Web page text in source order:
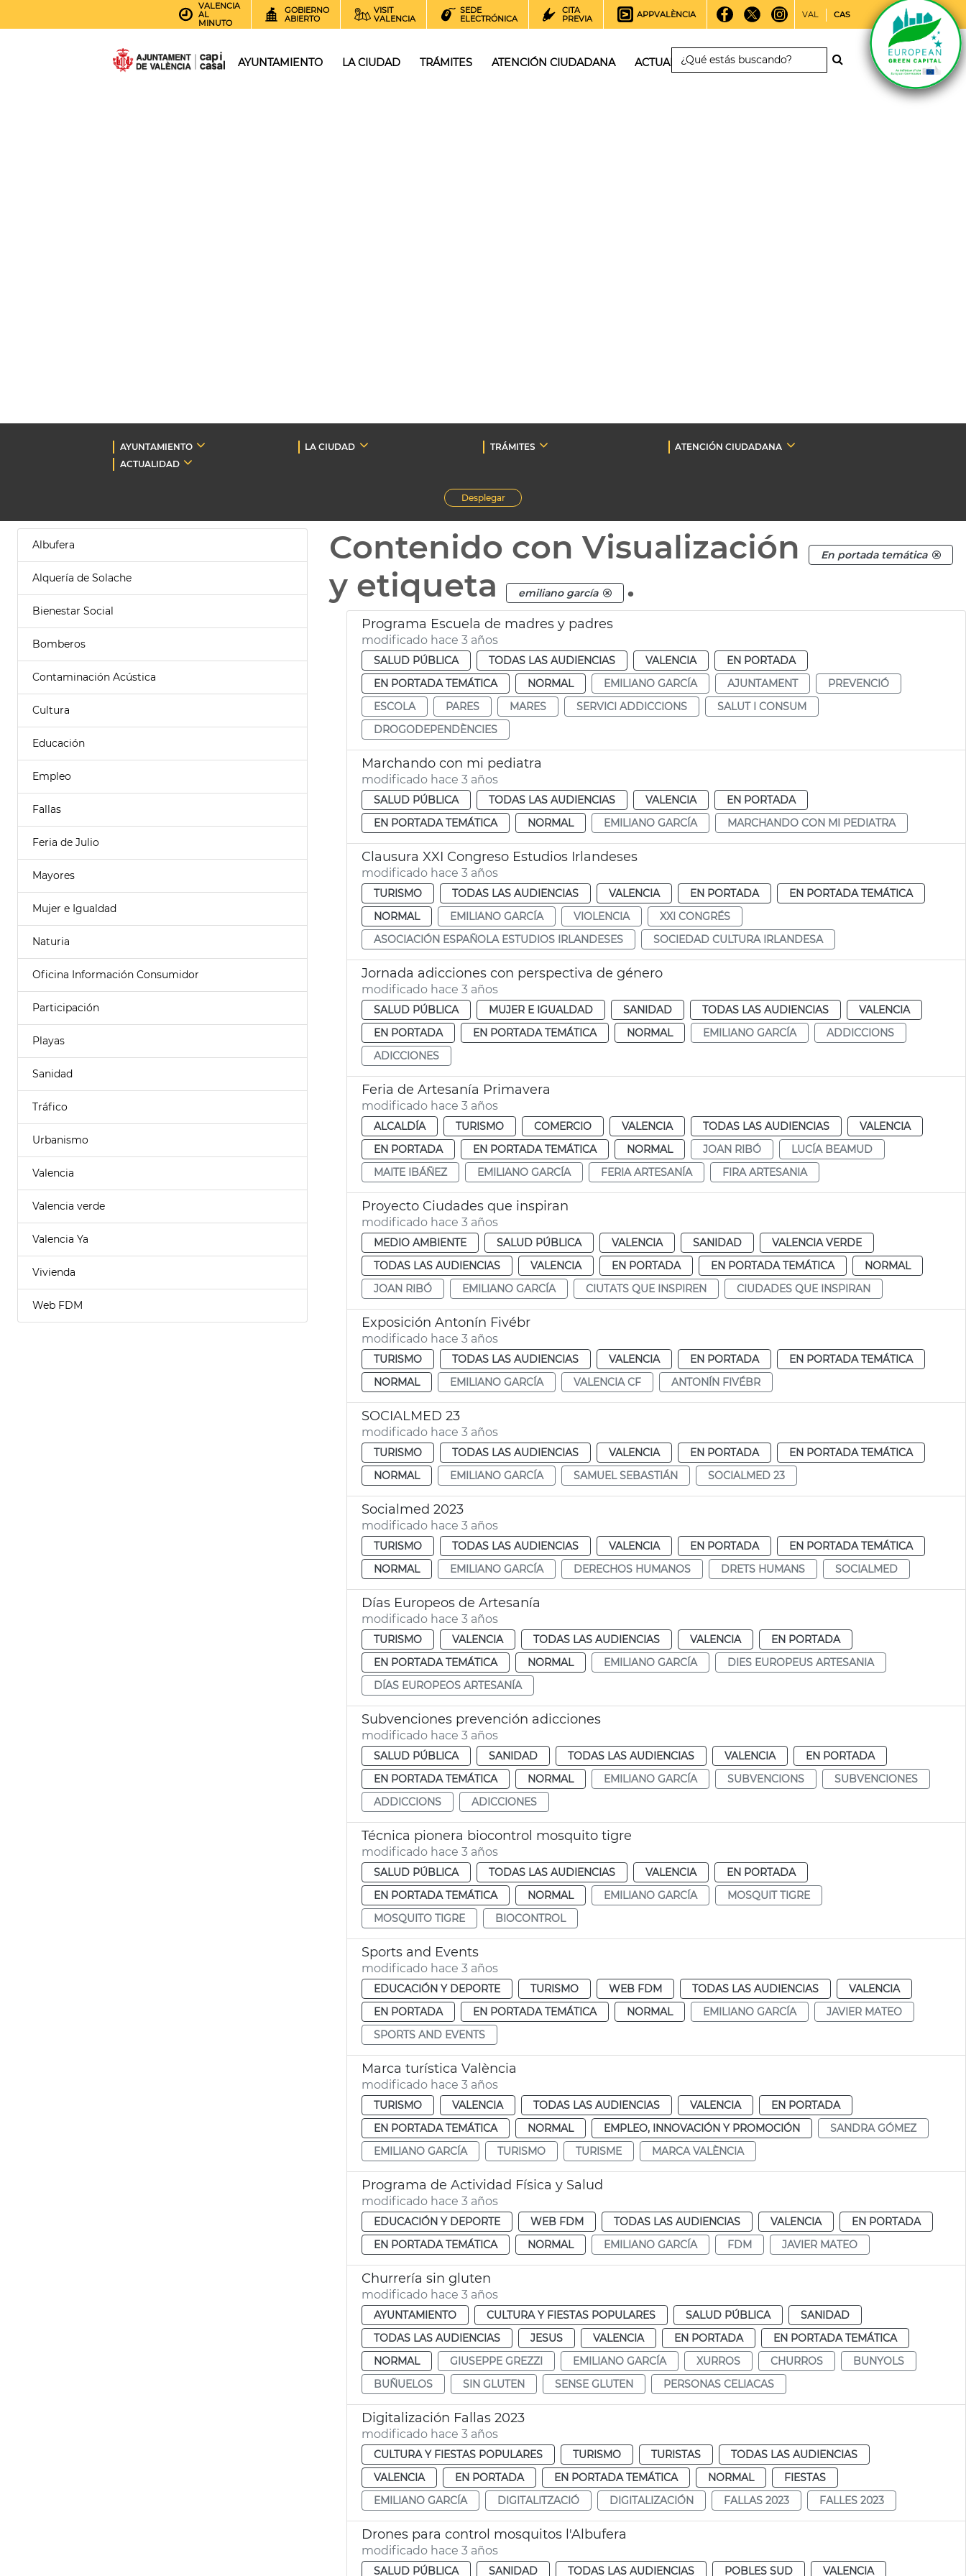
VALENCIA
AL
MINUTO
GOBIERNO
ABIERTO
VISIT
VALENCIA
SEDE
ELECTRÓNICA
CITA
PREVIA
APPVALÈNCIA VAL CAS
AYUNTAMIENTO LA CIUDAD TRÁMITES ATENCIÓN CIUDADANA ACTUALIDAD
AYUNTAMIENTO LA CIUDAD TRÁMITES
ATENCIÓN CIUDADANA
ACTUALIDAD
Desplegar
Albufera
Alquería de Solache
Bienestar Social
Bomberos
Contaminación Acústica
Cultura
Educación
Empleo
Fallas
Feria de Julio
Mayores
Mujer e Igualdad
Naturia
Oficina Información Consumidor
Participación
Playas
Sanidad
Tráfico
Urbanismo
Valencia
Valencia verde
Valencia Ya
Vivienda
Web FDM
Contenido con Visualización En portada temática
y etiqueta emiliano garcía .
Programa Escuela de madres y padres
modificado hace 3 años
SALUD PÚBLICA TODAS LAS AUDIENCIAS VALENCIA
EN PORTADA
EN PORTADA TEMÁTICA
NORMAL EMILIANO GARCÍA AJUNTAMENT
PREVENCIÓ
ESCOLA
PARES MARES SERVICI ADDICCIONS
SALUT I CONSUM
DROGODEPENDÈNCIES
Marchando con mi pediatra
modificado hace 3 años
SALUD PÚBLICA TODAS LAS AUDIENCIAS VALENCIA
EN PORTADA
EN PORTADA TEMÁTICA
NORMAL EMILIANO GARCÍA MARCHANDO CON MI PEDIATRA
Clausura XXI Congreso Estudios Irlandeses
modificado hace 3 años
TURISMO TODAS LAS AUDIENCIAS VALENCIA EN PORTADA
EN PORTADA TEMÁTICA
NORMAL
EMILIANO GARCÍA VIOLENCIA
XXI CONGRÉS
ASOCIACIÓN ESPAÑOLA ESTUDIOS IRLANDESES
SOCIEDAD CULTURA IRLANDESA
Jornada adicciones con perspectiva de género
modificado hace 3 años
SALUD PÚBLICA MUJER E IGUALDAD SANIDAD TODAS LAS AUDIENCIAS
VALENCIA
EN PORTADA
EN PORTADA TEMÁTICA NORMAL EMILIANO GARCÍA
ADDICCIONS
ADICCIONES
Feria de Artesanía Primavera
modificado hace 3 años
ALCALDÍA TURISMO COMERCIO VALENCIA TODAS LAS AUDIENCIAS
VALENCIA
EN PORTADA
EN PORTADA TEMÁTICA NORMAL JOAN RIBÓ
LUCÍA BEAMUD
MAITE IBÁÑEZ
EMILIANO GARCÍA FERIA ARTESANÍA FIRA ARTESANIA
Proyecto Ciudades que inspiran
modificado hace 3 años
MEDIO AMBIENTE SALUD PÚBLICA VALENCIA SANIDAD
VALENCIA VERDE
TODAS LAS AUDIENCIAS
VALENCIA EN PORTADA EN PORTADA TEMÁTICA
NORMAL
JOAN RIBÓ
EMILIANO GARCÍA CIUTATS QUE INSPIREN CIUDADES QUE INSPIRAN
Exposición Antonín Fivébr
modificado hace 3 años
TURISMO TODAS LAS AUDIENCIAS VALENCIA EN PORTADA
EN PORTADA TEMÁTICA
NORMAL
EMILIANO GARCÍA VALENCIA CF ANTONÍN FIVÉBR
SOCIALMED 23
modificado hace 3 años
TURISMO TODAS LAS AUDIENCIAS VALENCIA EN PORTADA
EN PORTADA TEMÁTICA
NORMAL
EMILIANO GARCÍA SAMUEL SEBASTIÁN SOCIALMED 23
Socialmed 2023
modificado hace 3 años
TURISMO TODAS LAS AUDIENCIAS VALENCIA EN PORTADA
EN PORTADA TEMÁTICA
NORMAL
EMILIANO GARCÍA DERECHOS HUMANOS DRETS HUMANS SOCIALMED
Días Europeos de Artesanía
modificado hace 3 años
TURISMO VALENCIA TODAS LAS AUDIENCIAS VALENCIA
EN PORTADA
EN PORTADA TEMÁTICA
NORMAL EMILIANO GARCÍA
DIES EUROPEUS ARTESANIA
DÍAS EUROPEOS ARTESANÍA
Subvenciones prevención adicciones
modificado hace 3 años
SALUD PÚBLICA SANIDAD TODAS LAS AUDIENCIAS VALENCIA
EN PORTADA
EN PORTADA TEMÁTICA
NORMAL EMILIANO GARCÍA SUBVENCIONS
SUBVENCIONES
ADDICCIONS
ADICCIONES
Técnica pionera biocontrol mosquito tigre
modificado hace 3 años
SALUD PÚBLICA TODAS LAS AUDIENCIAS VALENCIA
EN PORTADA
EN PORTADA TEMÁTICA
NORMAL EMILIANO GARCÍA
MOSQUIT TIGRE
MOSQUITO TIGRE
BIOCONTROL
Sports and Events
modificado hace 3 años
EDUCACIÓN Y DEPORTE TURISMO WEB FDM TODAS LAS AUDIENCIAS
VALENCIA
EN PORTADA
EN PORTADA TEMÁTICA NORMAL EMILIANO GARCÍA
JAVIER MATEO
SPORTS AND EVENTS
Marca turística València
modificado hace 3 años
TURISMO VALENCIA TODAS LAS AUDIENCIAS VALENCIA
EN PORTADA
EN PORTADA TEMÁTICA
NORMAL EMPLEO, INNOVACIÓN Y PROMOCIÓN
SANDRA GÓMEZ
EMILIANO GARCÍA
TURISMO TURISME MARCA VALÈNCIA
Programa de Actividad Física y Salud
modificado hace 3 años
EDUCACIÓN Y DEPORTE WEB FDM TODAS LAS AUDIENCIAS VALENCIA
EN PORTADA
EN PORTADA TEMÁTICA
NORMAL EMILIANO GARCÍA FDM JAVIER MATEO
Churrería sin gluten
modificado hace 3 años
AYUNTAMIENTO CULTURA Y FIESTAS POPULARES SALUD PÚBLICA
SANIDAD
TODAS LAS AUDIENCIAS
JESUS VALENCIA EN PORTADA
EN PORTADA TEMÁTICA
NORMAL
GIUSEPPE GREZZI EMILIANO GARCÍA XURROS CHURROS
BUNYOLS
BUÑUELOS
SIN GLUTEN SENSE GLUTEN PERSONAS CELIACAS
Digitalización Fallas 2023
modificado hace 3 años
CULTURA Y FIESTAS POPULARES TURISMO TURISTAS
TODAS LAS AUDIENCIAS
VALENCIA
EN PORTADA EN PORTADA TEMÁTICA NORMAL
FIESTAS
EMILIANO GARCÍA
DIGITALITZACIÓ DIGITALIZACIÓN FALLAS 2023 FALLES 2023
Drones para control mosquitos l'Albufera
modificado hace 3 años
SALUD PÚBLICA SANIDAD TODAS LAS AUDIENCIAS POBLES SUD VALENCIA